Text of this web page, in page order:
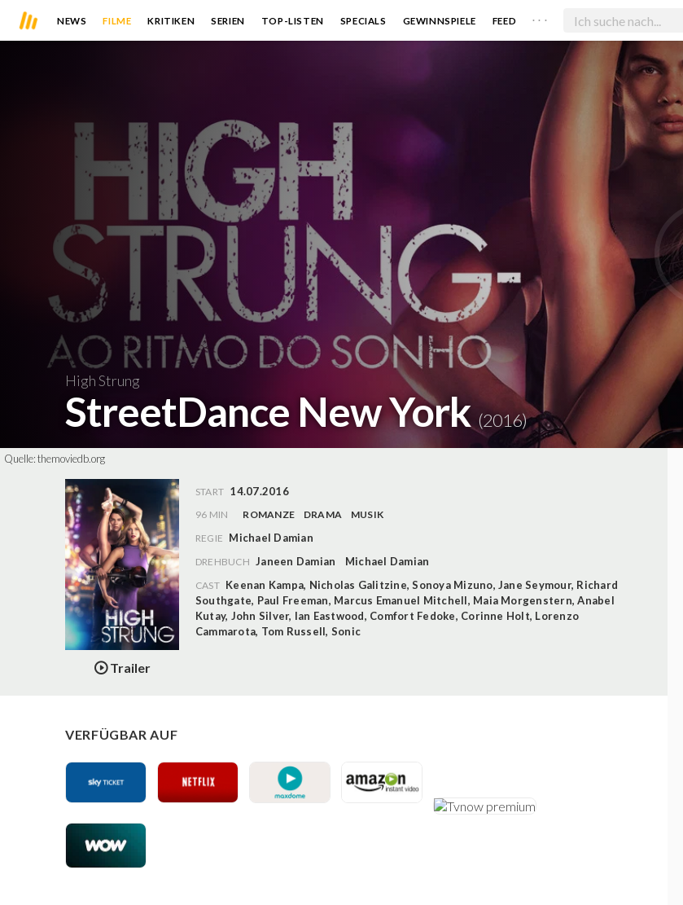
NEWS FILME KRITIKEN SERIEN TOP-LISTEN SPECIALS GEWINNSPIELE FEED . . .
High Strung
StreetDance New York(2016)
Quelle:themoviedb.org
Trailer
START 14.07.2016
96 MIN ROMANZE DRAMA
MUSIK
REGIE Michael Damian
DREHBUCH Janeen Damian Michael Damian
CAST Keenan Kampa, Nicholas Galitzine,Sonoya Mizuno,Jane Seymour, Richard
Southgate, Paul Freeman, Marcus Emanuel Mitchell, Maia Morgenstern,Anabel
Kutay, John Silver, Ian Eastwood, Comfort Fedoke, Corinne Holt, Lorenzo
Cammarota, Tom Russell, Sonic
VERFÜGBAR AUF